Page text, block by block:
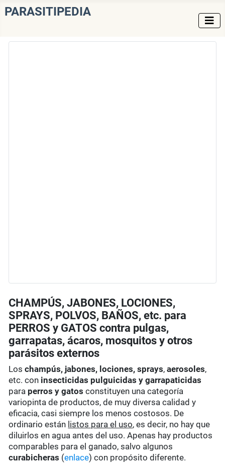
PARASITIPEDIA
CHAMPÚS, JABONES, LOCIONES,
SPRAYS, POLVOS, BAÑOS, etc. para
PERROS y GATOS contra pulgas,
garrapatas, ácaros, mosquitos y otros
parásitos externos
Loschampús, jabones, lociones, sprays,aerosoles,
etc. con insecticidas pulguicidas y garrapaticidas
para perros y gatos constituyen una categoría
variopinta de productos, de muy diversa calidad y
eficacia, casi siempre los menos costosos. De
ordinario están listos para el uso, es decir, no hay que
diluirlos en agua antes del uso. Apenas hay productos
comparables para el ganado, salvo algunos
curabicheras (enlace) con propósito diferente.